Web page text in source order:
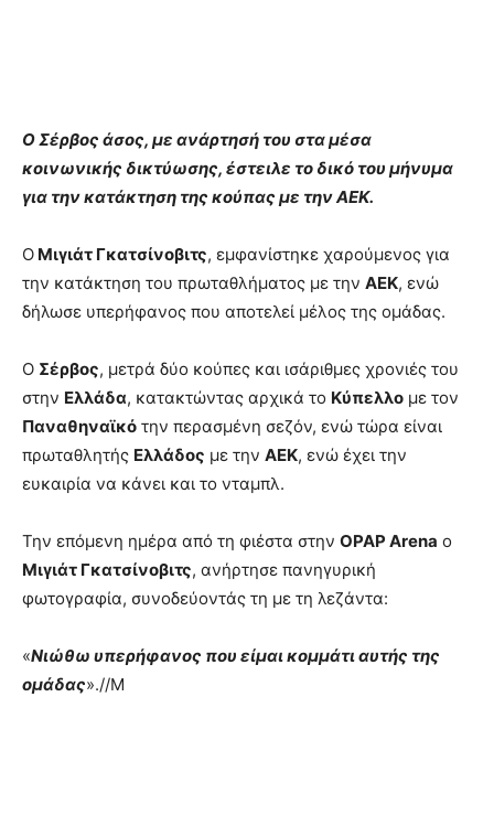
Ο Σέρβος άσος, με ανάρτησή του στα μέσα
κοινωνικής δικτύωσης, έστειλε το δικό του μήνυμα
για την κατάκτηση της κούπας με την ΑΕΚ.
Ο Μιγιάτ Γκατσίνοβιτς, εμφανίστηκε χαρούμενος για
την κατάκτηση του πρωταθλήματος με την ΑΕΚ, ενώ
δήλωσε υπερήφανος που αποτελεί μέλος της ομάδας.
Ο Σέρβος, μετρά δύο κούπες και ισάριθμες χρονιές του
στην Ελλάδα, κατακτώντας αρχικά το Κύπελλο με τον
Παναθηναϊκό την περασμένη σεζόν, ενώ τώρα είναι
πρωταθλητής Ελλάδος με την ΑΕΚ, ενώ έχει την
ευκαιρία να κάνει και το νταμπλ.
Την επόμενη ημέρα από τη φιέστα στην OPAP Arena ο
Μιγιάτ Γκατσίνοβιτς, ανήρτησε πανηγυρική
φωτογραφία, συνοδεύοντάς τη με τη λεζάντα:
«Νιώθω υπερήφανος που είμαι κομμάτι αυτής της
ομάδας».//Μ